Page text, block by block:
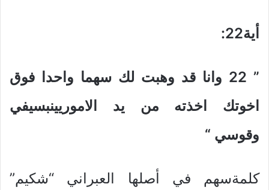
أية22 :
” 22
وانا قد وهبت لك سهما واحدا فوق
اخوتك اخذته من يد الاموريينبسيفي
وقوسي “
كلمةسهم في أصلها العبراني “شكيم”